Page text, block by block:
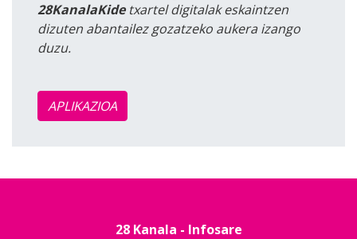
28KanalaKidetxartel digitalak eskaintzen
dizuten abantailez gozatzeko aukera izango
duzu.
APLIKAZIOA
28 Kanala - Infosare